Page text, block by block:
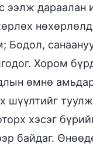
ээлж дараалан
Бодол,
Хором
өмнө
шүүлтийг
хэсэг
байдаг.